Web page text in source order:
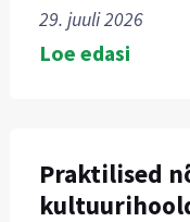
29. juuli 2026
Loe edasi
Praktilised